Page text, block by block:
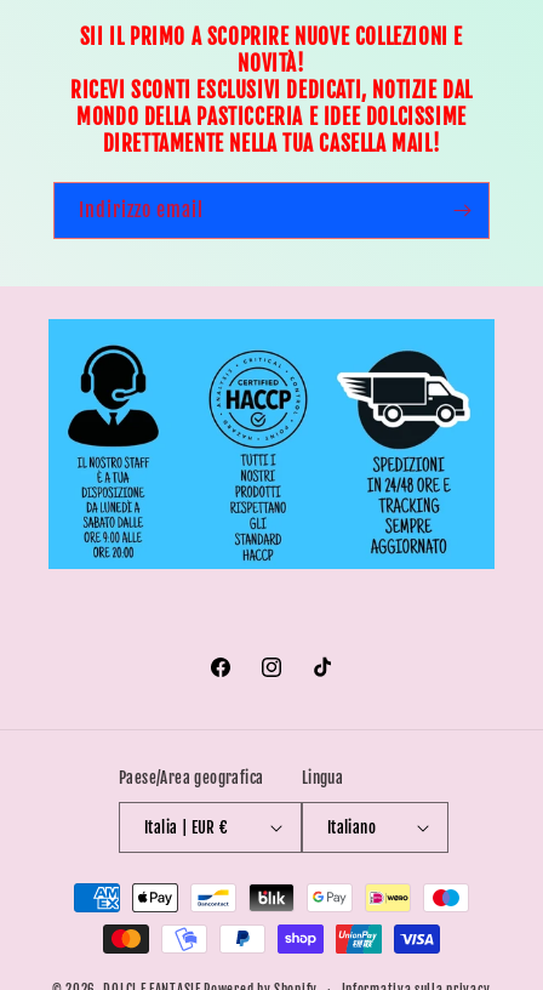
SII IL PRIMO A SCOPRIRE NUOVE COLLEZIONI E
NOVITÀ!
RICEVI SCONTI ESCLUSIVI DEDICATI, NOTIZIE DAL
MONDO DELLA PASTICCERIA E IDEE DOLCISSIME
DIRETTAMENTE NELLA TUA CASELLA MAIL!
Indirizzo email
FacebookInstagramTikTok
Paese/Area geografica
Italia | EUR €
Lingua
Italiano
Metodi
pagamento